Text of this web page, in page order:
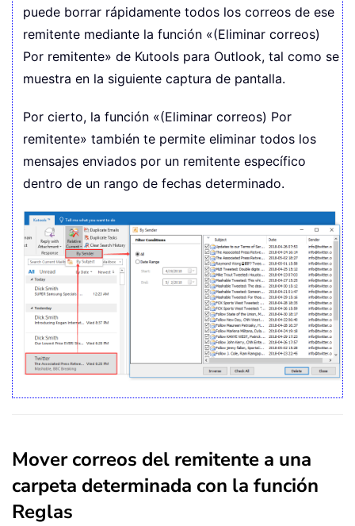
puede borrar rápidamente todos los correos de ese
remitente mediante la función «(Eliminar correos)
Por remitente» de Kutools para Outlook, tal como se
muestra en la siguiente captura de pantalla.
Por cierto, la función «(Eliminar correos) Por
remitente» también te permite eliminar todos los
mensajes enviados por un remitente específico
dentro de un rango de fechas determinado.
Mover correos del remitente a una
carpeta determinada con la función
Reglas